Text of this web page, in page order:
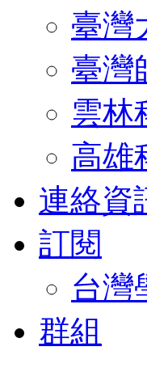
臺灣
臺灣
雲林
高雄
連絡資
訂閱
台灣
群組